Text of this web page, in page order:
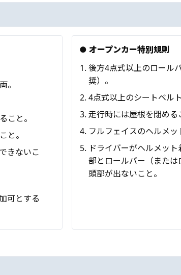
。
こと。
と。
きないこ
可とする
● オープンカー特別規則
後方4点式以上のロール
奨）。
4点式以上のシートベル
走行時には屋根を閉める
フルフェイスのヘルメッ
ドライバーがヘルメッ
部とロールバー（また
頭部が出ないこと。